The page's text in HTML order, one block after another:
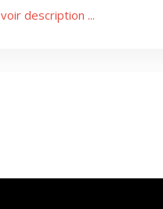
voir description ...